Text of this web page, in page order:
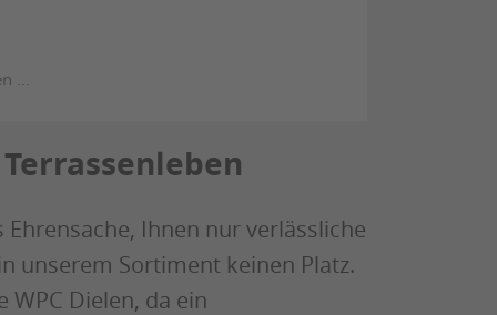
Ihnen nur verlässliche
unserem Sortiment keinen Platz.
Dielen, da ein